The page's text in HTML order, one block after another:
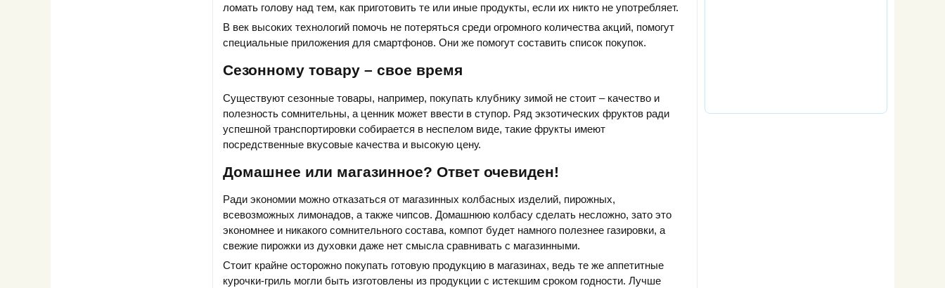
ломать голову над тем, как приготовить те или иные продукты, если их никто не употребляет.
В век высоких технологий помочь не потеряться среди огромного количества акций, помогут
специальные приложения для смартфонов. Они же помогут составить список покупок.
Сезонному товару – свое время
Существуют сезонные товары, например, покупать клубнику зимой не стоит – качество и
полезность сомнительны, а ценник может ввести в ступор. Ряд экзотических фруктов ради
успешной транспортировки собирается в неспелом виде, такие фрукты имеют
посредственные вкусовые качества и высокую цену.
Домашнее или магазинное? Ответ очевиден!
Ради экономии можно отказаться от магазинных колбасных изделий, пирожных,
всевозможных лимонадов, а также чипсов. Домашнюю колбасу сделать несложно, зато это
экономнее и никакого сомнительного состава, компот будет намного полезнее газировки, а
свежие пирожки из духовки даже нет смысла сравнивать с магазинными.
Стоит крайне осторожно покупать готовую продукцию в магазинах, ведь те же аппетитные
курочки-гриль могли быть изготовлены из продукции с истекшим сроком годности. Лучше